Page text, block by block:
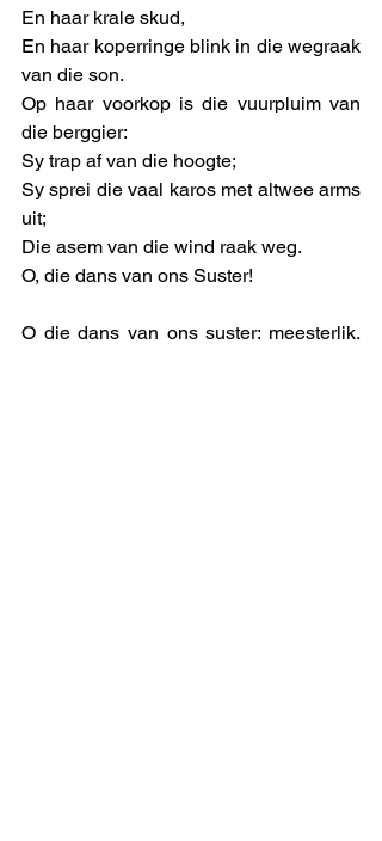
En haar krale skud,
En haar koperringe blink in die wegraak
van die son.
Op haar voorkop is die vuurpluim van
die berggier:
Sy trap af van die hoogte;
Sy sprei die vaal karos met altwee arms
uit;
Die asem van die wind raak weg.
O, die dans van ons Suster!
O die dans van ons suster: meesterlik,